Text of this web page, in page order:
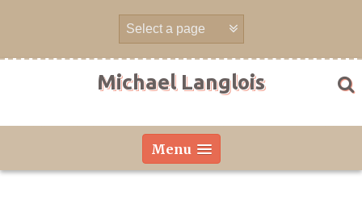
Michael Langlois
Menu